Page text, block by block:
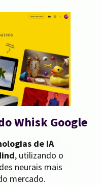
Whisk Google
de IA
, utilizando o
neurais mais
mercado.